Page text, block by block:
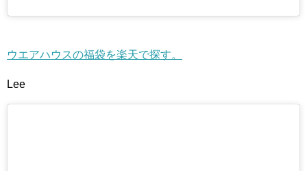
ウエアハウスの福袋を楽天で探す。
Lee